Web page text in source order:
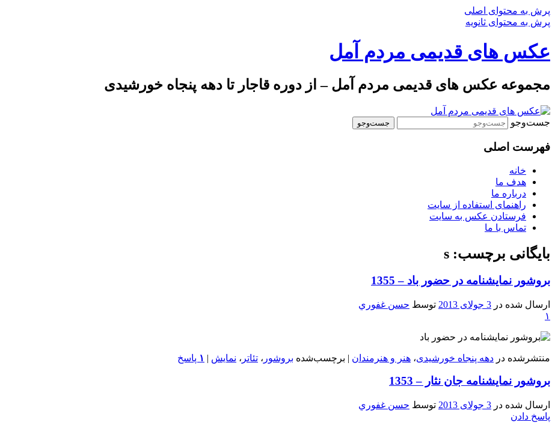
پرش به محتوای اصلی
پرش به محتوای ثانویه
عکس های قدیمی مردم آمل
مجموعه عکس های قدیمی مردم آمل – از دوره قاجار تا دهه پنجاه خورشیدی
جست‌وجو
فهرست اصلی
خانه
هدف ما
درباره ما
راهنمای استفاده از سایت
فرستادن عکس به سایت
تماس با ما
بایگانی برچسب: s
بروشور نمایشنامه در حضور باد – 1355
ارسال شده در 3 جولای 2013 توسط حسن غفوري
۱
منتشرشده در دهه پنجاه خورشیدی، هنر و هنرمندان | برچسب‌شده بروشور ، تئاتر ، نمایش | ۱ پاسخ
بروشور نمايشنامه جان نثار – 1353
ارسال شده در 3 جولای 2013 توسط حسن غفوري
پاسخ دادن